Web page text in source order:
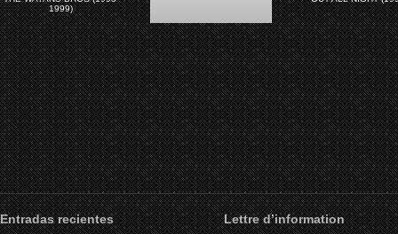
1999)
Drop Zone (1994)
Entradas recientes Lettre d’information